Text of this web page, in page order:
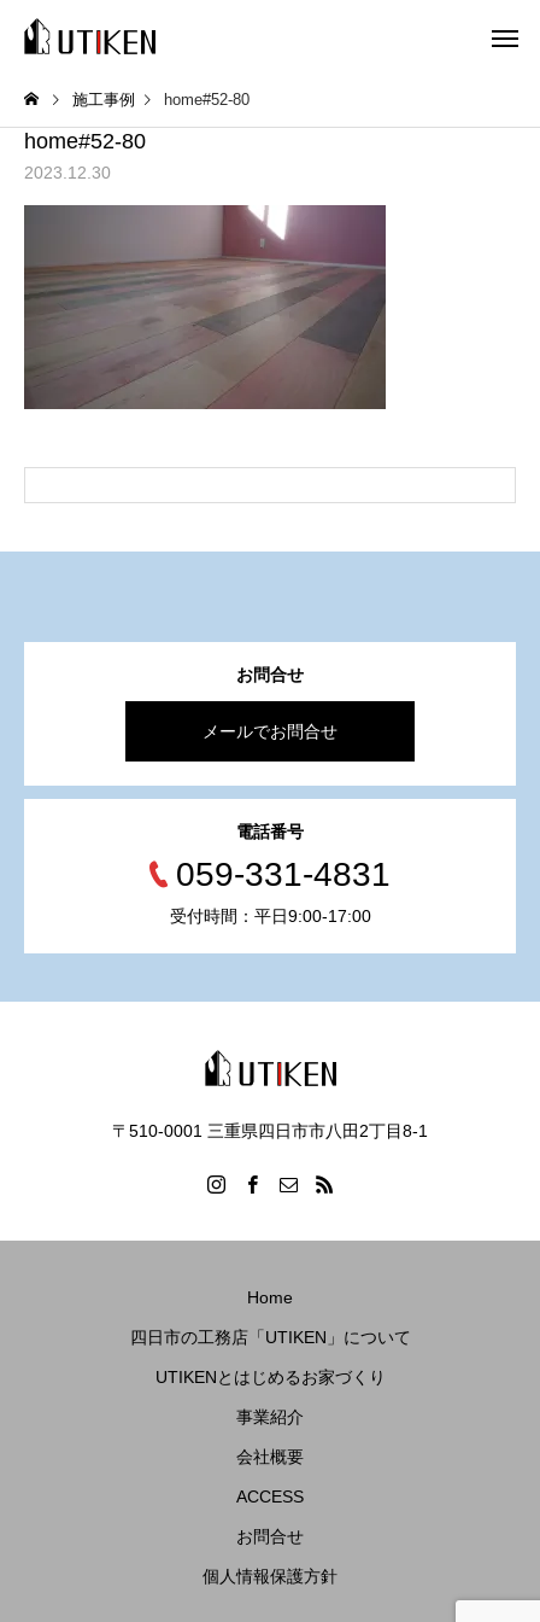
施工事例 home#52-80
home#52-80
2023.12.30
お問合せ
メールでお問合せ
電話番号
059-331-4831
受付時間：平日9:00-17:00
〒510-0001 三重県四日市市八田2丁目8‐1
Home
四日市の工務店「UTIKEN」について
UTIKENとはじめるお家づくり
事業紹介
会社概要
ACCESS
お問合せ
個人情報保護方針